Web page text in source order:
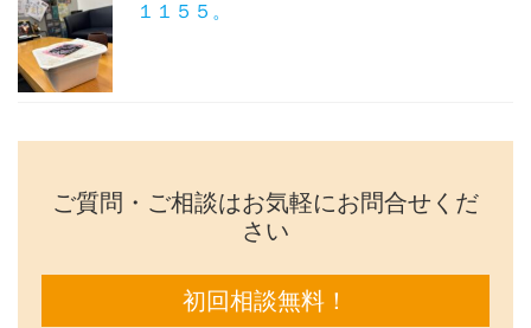
１１５５。
ご質問・ご相談はお気軽にお問合せくだ
さい
初回相談無料！